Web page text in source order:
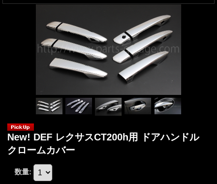
New! DEF レクサスCT200h用 ドアハンドル
クロームカバー
数量: